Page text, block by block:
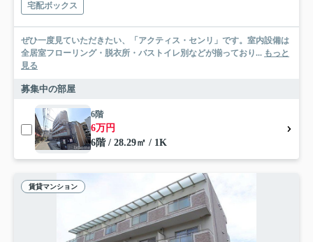
宅配ボックス
ぜひ一度見ていただきたい、「アクティス・センリ」です。室内設備は
全居室フローリング・脱衣所・バストイレ別などが揃っており... もっと
見る
募集中の部屋
6階
6万円
6階 / 28.29㎡ / 1K
賃貸マンション